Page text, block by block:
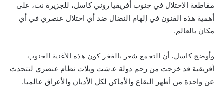
مقاطعة الاحتلال في جنوب أفريقيا روني كاسل، للجزيرة نت، على
أهمية هذه الفنون في إلهام النضال ضد أي احتلال عنصري في أي
مكان بالعالم.
وأوضح كاسل، أن التجمع شعر بالفخر كون هذه الأغنية الجنوب
أفريقية قد خرجت من رحم دولة عاشت ويلات نظام عنصري لتتحدث
عن واحدة من أطهر البقاع والأماكن لكل الأديان والأعراق عالميا.